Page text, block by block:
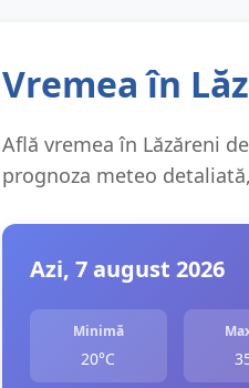
Vremea în
Află vremea în Lăzăreni
prognoza meteo
Azi, 7 august 2026
Minimă
20°C